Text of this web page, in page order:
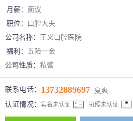
月薪： 面议
职位：
口腔大夫
公司名称：
王义口腔医院
福利： 五险一金
公司性质： 私营
联系电话： 13732889697 夏爽
认证情况：
实名未认证 执照未认证